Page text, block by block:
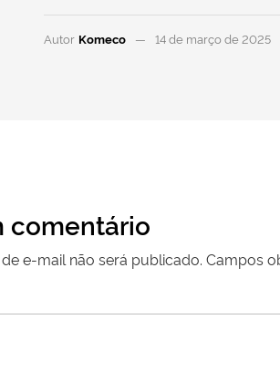
Autor Komeco 14 de março de 2025
comentário
e-mail não será publicado. Campos